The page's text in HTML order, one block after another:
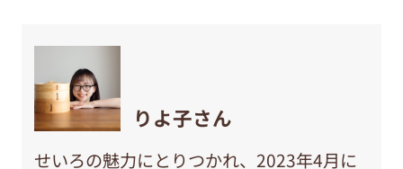
りよ子さん
せいろの魅力にとりつかれ、2023年4月に